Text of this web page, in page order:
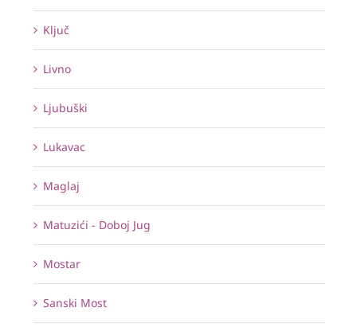
Ključ
Livno
Ljubuški
Lukavac
Maglaj
Matuzići - Doboj Jug
Mostar
Sanski Most